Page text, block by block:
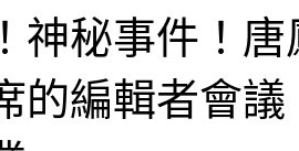
神秘事件！
的編輯者會